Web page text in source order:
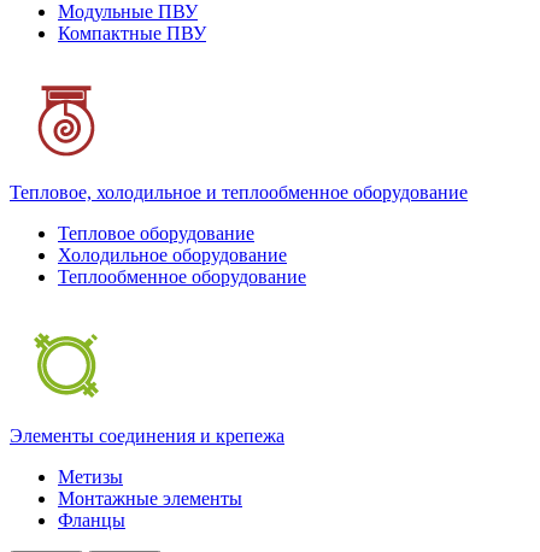
Модульные ПВУ
Компактные ПВУ
Тепловое, холодильное и теплообменное оборудование
Тепловое оборудование
Холодильное оборудование
Теплообменное оборудование
Элементы соединения и крепежа
Метизы
Монтажные элементы
Фланцы